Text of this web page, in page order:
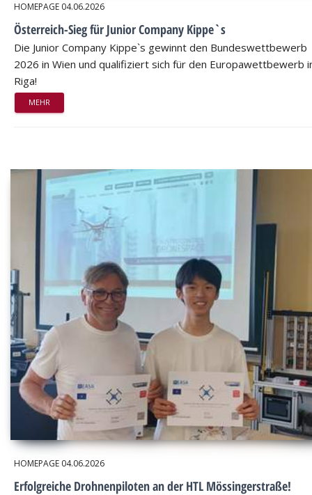
HOMEPAGE 04.06.2026
Österreich-Sieg für Junior Company Kippe`s
Die Junior Company Kippe`s gewinnt den Bundeswettbewerb
2026 in Wien und qualifiziert sich für den Europawettbewerb
Riga!
MEHR
HOMEPAGE 04.06.2026
Erfolgreiche Drohnenpiloten an der HTL Mössingerstraße!